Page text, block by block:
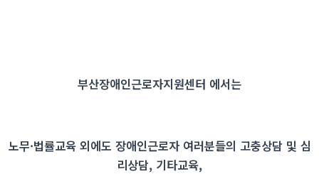
부산장애인근로자지원센터 에서는
노무·법률교육 외에도 장애인근로자 여러분들의 고충상담 및 심
리상담, 기타교육,